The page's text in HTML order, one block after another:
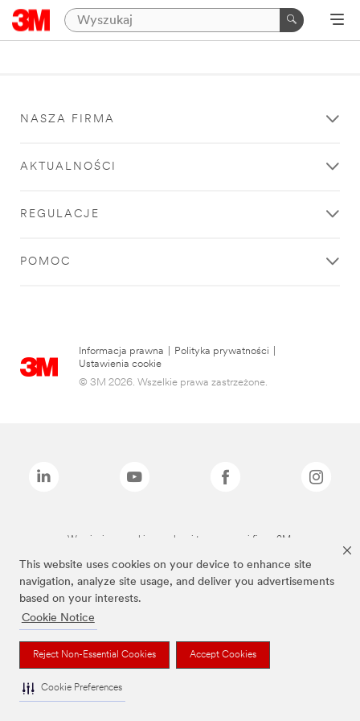
This website uses cookies on your device to enhance site
navigation, analyze site usage, and deliver you advertisements
based on your interests.
Cookie Notice
Reject Non-Essential Cookies Accept Cookies
Cookie Preferences
NASZA FIRMA
AKTUALNOŚCI
REGULACJE
POMOC
Informacja prawna Polityka prywatności
Ustawienia cookie
© 3M 2026. Wszelkie prawa zastrzeżone.
Wymienione marki są znakami towarowymi firmy 3M.